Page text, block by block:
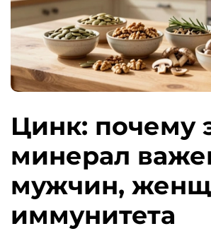
Цинк: почему
минерал
мужчин,
иммунитета